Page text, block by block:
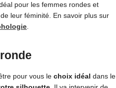
pour les femmes rondes et
leur féminité. En savoir plus sur
.
pour vous le choix idéal dans le